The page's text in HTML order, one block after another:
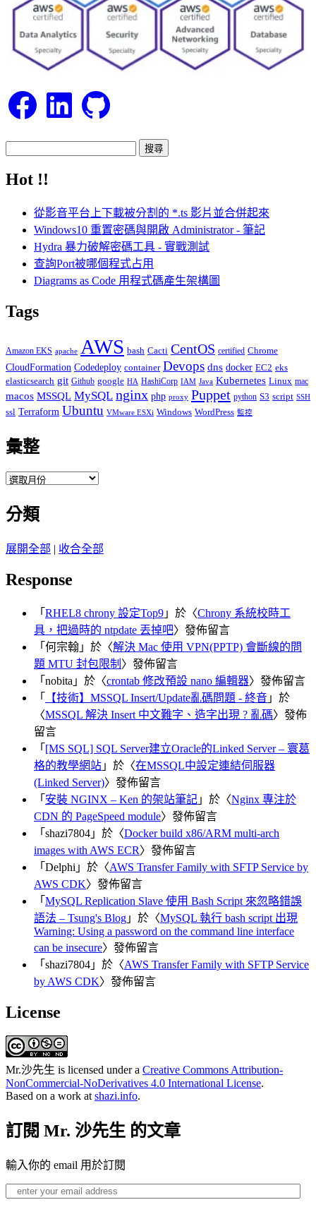
FacebookLinkedIn GitHub
關
Hot !!
從影音平台上下載被分割的 *.ts 影片並合併起來
Windows10 重置密碼與開啟 Administrator - 筆記
Hydra 暴力破解密碼工具 - 實戰測試
查詢Port被哪個程式占用
Diagrams as Code 用程式碼產生架構圖
Tags
Amazon EKS apache AWS bash Cacti CentOS certified Chrome
CloudFormation Codedeploy container Devops dns docker EC2 eks
elasticsearch git Github google HA HashiCorp IAM Java Kubernetes Linux mac
macos MSSQL MySQL nginx php proxy Puppet python S3 script SSH
ssl Terraform Ubuntu VMware ESXi Windows WordPress 監控
彙整
彙
分類
展開全部 | 收合全部
Response
「 RHEL8 chrony 設定Top9 」於〈Chrony 系統校時工
具，把過時的 ntpdate 丟掉吧〉發佈留言
「 何宗翰 」於〈解決 Mac 使用 VPN(PPTP) 會斷線的問
題 MTU 封包限制 〉發佈留言
「 nobita 」於〈crontab 修改預設 nano 編輯器〉發佈留言
「
【技術】MSSQL Insert/Update亂碼問題 - 終音 」於
〈MSSQL 解決 Insert 中文難字、造字出現 ? 亂碼〉發佈
留言
「 [MS SQL] SQL Server建立Oracle的Linked Server – 寰葛
格的教學網站 」於〈在MSSQL中設定連結伺服器
(Linked Server)〉發佈留言
「 安裝 NGINX – Ken 的架站筆記 」於〈Nginx 專注於
CDN 的 PageSpeed module〉發佈留言
「 shazi7804 」於〈Docker build x86/ARM multi-arch
images with AWS ECR〉發佈留言
「 Delphi 」於〈AWS Transfer Family with SFTP Service by
AWS CDK〉發佈留言
「 MySQL Replication Slave 使用 Bash Script 來忽略錯誤
語法 – Tsung's Blog 」於〈MySQL 執行 bash script 出現
Warning: Using a password on the command line interface
can be insecure〉發佈留言
「 shazi7804 」於〈AWS Transfer Family with SFTP Service
by AWS CDK〉發佈留言
License
Mr.沙先生 is licensed under a Creative Commons Attribution-
NonCommercial-NoDerivatives 4.0 International License.
Based on a work atshazi.info.
訂閱 Mr. 沙先生 的文章
輸入你的 email 用於訂閱
enter
your